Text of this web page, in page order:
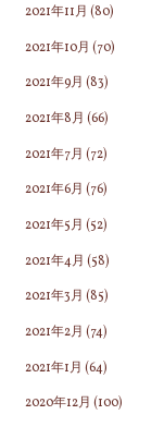
2021年11月 (80)
2021年10月 (70)
2021年9月 (83)
2021年8月 (66)
2021年7月 (72)
2021年6月 (76)
2021年5月 (52)
2021年4月 (58)
2021年3月 (85)
2021年2月 (74)
2021年1月 (64)
2020年12月 (100)